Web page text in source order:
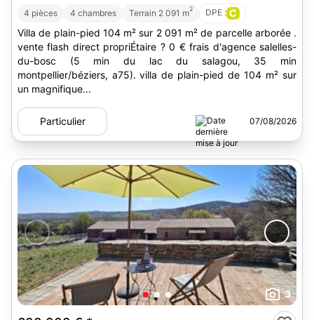
4 pièces 4 chambres Terrain 2 091 m2 DPE : C
Villa de plain-pied 104 m² sur 2 091 m² de parcelle arborée .
vente flash direct propriÉtaire ? 0 € frais d'agence salelles-
du-bosc (5 min du lac du salagou, 35 min
montpellier/béziers, a75). villa de plain-pied de 104 m² sur
un magnifique...
Particulier 07/08/2026
3